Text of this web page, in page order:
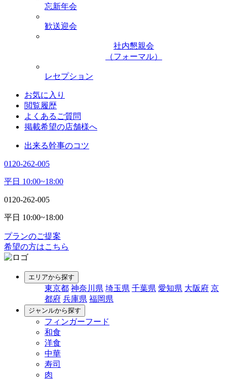
忘新年会
歓送迎会
社内懇親会
（フォーマル）
レセプション
お気に入り
閲覧履歴
よくあるご質問
掲載希望の店舗様へ
出来る幹事のコツ
0120-262-005
平日 10:00~18:00
0120-262-005
平日 10:00~18:00
プランのご提案
希望の方はこちら
エリアから探す
東京都 神奈川県 埼玉県 千葉県 愛知県 大阪府 京
都府 兵庫県 福岡県
ジャンルから探す
フィンガーフード
和食
洋食
中華
寿司
肉